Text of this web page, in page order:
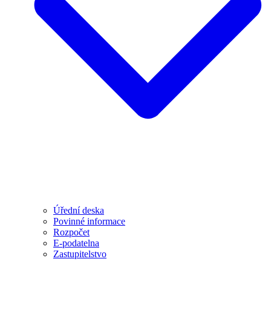
Úřední deska
Povinné informace
Rozpočet
E-podatelna
Zastupitelstvo